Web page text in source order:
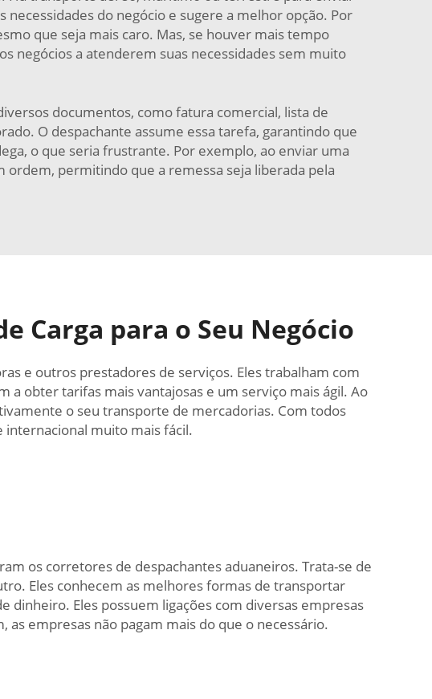
do negócio e sugere a melhor opção. Por
que seja mais caro. Mas, se houver mais tempo
negócios a atenderem suas necessidades sem muito
documentos, como fatura comercial, lista de
O despachante assume essa tarefa, garantindo que
o que seria frustrante. Por exemplo, ao enviar uma
ordem, permitindo que a remessa seja liberada pela
Carga para o Seu Negócio
e outros prestadores de serviços. Eles trabalham com
a obter tarifas mais vantajosas e um serviço mais ágil. Ao
o seu transporte de mercadorias. Com todos
internacional muito mais fácil.
os corretores de despachantes aduaneiros. Trata-se de
Eles conhecem as melhores formas de transportar
dinheiro. Eles possuem ligações com diversas empresas
empresas não pagam mais do que o necessário.